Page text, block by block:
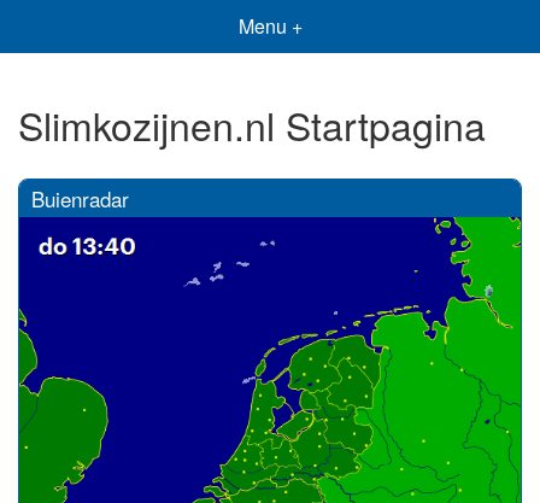
Menu +
Slimkozijnen.nl Startpagina
Buienradar